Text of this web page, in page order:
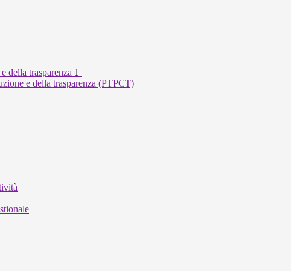
della trasparenza 1
e della trasparenza (PTPCT)